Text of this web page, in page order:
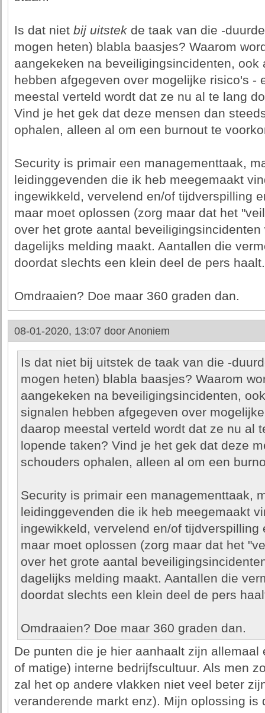
Is dat niet bij uitstekde taak van die -
mogen heten) blabla baasjes? Waarom
aangekeken na beveiligingsincidenten,
hebben afgegeven over mogelijke risico's -
meestal verteld wordt dat ze nu al te lang
Vind je het gek dat deze mensen dan
ophalen, alleen al om een burnout te
Security is primair een managementtaak,
leidinggevenden die ik heb meegemaakt
ingewikkeld, vervelend en/of tijdverspilling
maar moet oplossen (zorg maar dat het
over het grote aantal
dagelijks melding maakt. Aantallen die
doordat slechts een klein deel de pers haalt.
Omdraaien? Doe maar 360 graden dan.
08-01-2020, 13:07 door Anoniem
Is dat niet bij uitstek de taak van die -
mogen heten) blabla baasjes? Waarom
aangekeken na beveiligingsincidenten,
signalen hebben afgegeven over
daarop meestal verteld wordt dat ze nu al
lopende taken? Vind je het gek dat deze
schouders ophalen, alleen al om een
Security is primair een managementtaak,
leidinggevenden die ik heb meegemaakt
ingewikkeld, vervelend en/of
maar moet oplossen (zorg maar dat het
over het grote aantal
dagelijks melding maakt. Aantallen die
doordat slechts een klein deel de pers
Omdraaien? Doe maar 360 graden dan.
De punten die je hier aanhaalt zijn
of matige) interne bedrijfscultuur. Als men
zal het op andere vlakken niet veel beter
veranderende markt enz). Mijn oplossing is